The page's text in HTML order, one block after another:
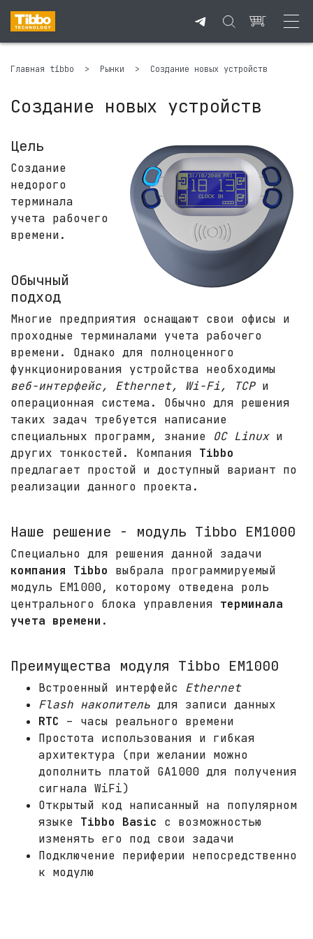
Главная tibbo > Рынки > Создание новых устройств
Создание новых устройств
Цель
Создание
недорого
терминала
учета рабочего
времени.
Обычный
подход
Многие предприятия оснащают свои офисы и
проходные терминалами учета рабочего
времени. Однако для полноценного
функционирования устройства необходимы
веб-интерфейс, Ethernet, Wi-Fi, TCPи
операционная система. Обычно для решения
таких задач требуется написание
специальных программ, знание ОС Linuxи
других тонкостей. Компания Tibbo
предлагает простой и доступный вариант по
реализации данного проекта.
Наше решение - модуль Tibbo EM1000
Специально для решения данной задачи
компания Tibbo выбрала программируемый
модуль EM1000, которому отведена роль
центрального блока управления терминала
учета времени .
Преимущества модуля Tibbo EM1000
Встроенный интерфейс Ethernet
Flash накопитель для записи данных
RTC – часы реального времени
Простота использования и гибкая
архитектура (при желании можно
дополнить платой GA1000 для получения
сигнала WiFi)
Открытый код написанный на популярном
языке Tibbo Basic с возможностью
изменять его под свои задачи
Подключение периферии непосредственно
к модулю